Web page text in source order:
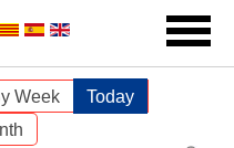
Week
Today